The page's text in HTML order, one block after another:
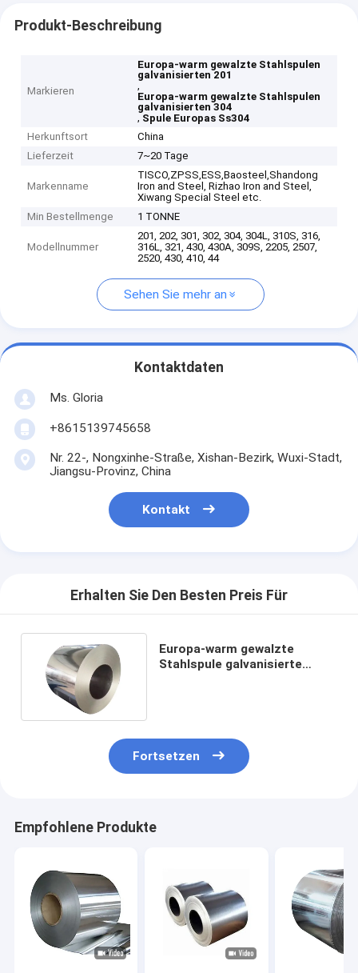
Produkt-Beschreibung
Markieren
Europa-warm gewalzte Stahlspulen
galvanisierten 201
,
Europa-warm gewalzte Stahlspulen
galvanisierten 304
, Spule Europas Ss304
Herkunftsort
China
Lieferzeit
7~20 Tage
Markenname
TISCO,ZPSS,ESS,Baosteel,Shandong
Iron and Steel, Rizhao Iron and Steel,
Xiwang Special Steel etc.
Min Bestellmenge
1 TONNE
Modellnummer
201, 202, 301, 302, 304, 304L, 310S, 316,
316L, 321, 430, 430A, 309S, 2205, 2507,
2520, 430, 410, 44
Sehen Sie mehr an
Kontaktdaten
Ms. Gloria
+8615139745658
Nr. 22-, Nongxinhe-Straße, Xishan-Bezirk, Wuxi-Stadt,
Jiangsu-Provinz, China
Kontakt
Erhalten Sie Den Besten Preis Für
Europa-warm gewalzte
Stahlspule galvanisierte
Fortsetzen
Empfohlene Produkte